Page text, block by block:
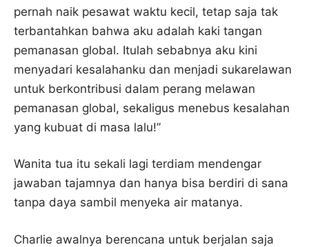
pernah naik pesawat waktu kecil, tetap saja tak
terbantahkan bahwa aku adalah kaki tangan
pemanasan global. Itulah sebabnya aku kini
menyadari kesalahanku dan menjadi sukarelawan
untuk berkontribusi dalam perang melawan
pemanasan global, sekaligus menebus kesalahan
yang kubuat di masa lalu!”
Wanita tua itu sekali lagi terdiam mendengar
jawaban tajamnya dan hanya bisa berdiri di sana
tanpa daya sambil menyeka air matanya.
Charlie awalnya berencana untuk berjalan saja